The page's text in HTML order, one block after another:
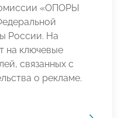
«ОПОРЫ
России. На
на ключевые
связанных с
о рекламе.